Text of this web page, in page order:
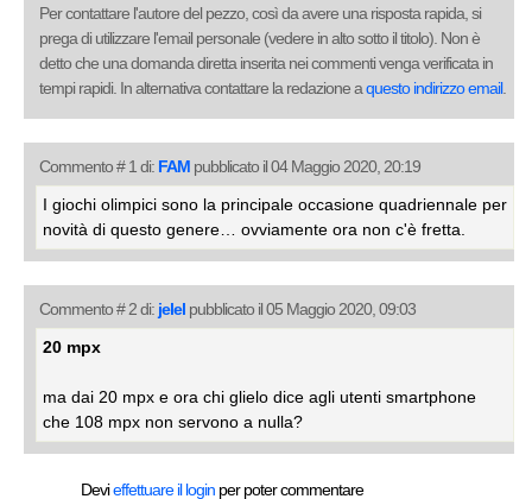
Per contattare l'autore del pezzo, così da avere una risposta rapida, si
prega di utilizzare l'email personale (vedere in alto sotto il titolo). Non è
detto che una domanda diretta inserita nei commenti venga verificata in
tempi rapidi. In alternativa contattare la redazione aquesto indirizzo email.
Commento # 1 di: FAM pubblicato il 04 Maggio 2020, 20:19
I giochi olimpici sono la principale occasione quadriennale per
novità di questo genere… ovviamente ora non c'è fretta.
Commento # 2 di: jelel pubblicato il 05 Maggio 2020, 09:03
20 mpx
ma dai 20 mpx e ora chi glielo dice agli utenti smartphone
che 108 mpx non servono a nulla?
Devieffettuare il login per poter commentare